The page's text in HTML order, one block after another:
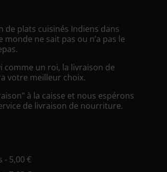
de plats cuisinés Indiens dans
ne sait pas ou n’a pas le
comme un roi, la livraison de
votre meilleur choix.
à la caisse et nous espérons
de livraison de nourriture.
- 5,00 €